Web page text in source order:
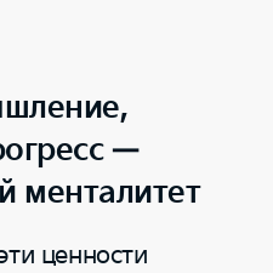
—
менталитет
ценности